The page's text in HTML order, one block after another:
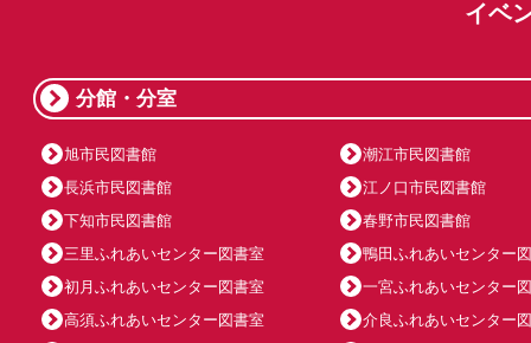
イベ
分館・分室
旭市民図書館
潮江市民図書館
長浜市民図書館
江ノ口市民図書館
下知市民図書館
春野市民図書館
三里ふれあいセンター図書室
鴨田ふれあいセンター
初月ふれあいセンター図書室
一宮ふれあいセンター
高須ふれあいセンター図書室
介良ふれあいセンター